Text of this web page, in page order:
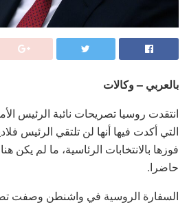
بالعربي – وكالات
انتقدت روسيا تصريحات نائبة الرئيس
التي أكدت فيها أنها لن تلتقي الرئيس
فوزها بالانتخابات الرئاسية، ما لم يكن
حاضرا.
السفارة الروسية في واشنطن وصفت